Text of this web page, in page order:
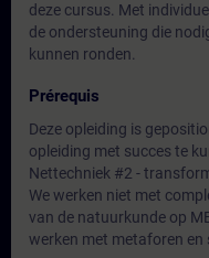
deze cursus. Met
de ondersteuning die
kunnen ronden.
Prérequis
Deze opleiding is
opleiding met succes te
Nettechniek #2 -
We werken niet met
van de natuurkunde op
werken met metaforen en